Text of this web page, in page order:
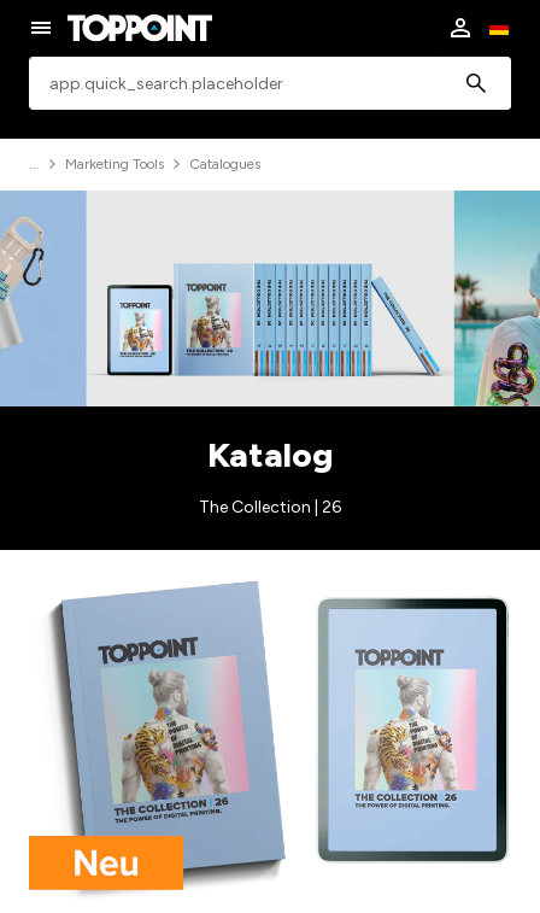
Marketing Tools Catalogues
Katalog
The Collection | 26